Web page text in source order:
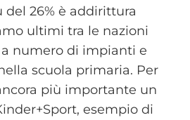
del 26% è addirittura
ultimi tra le nazioni
numero di impianti e
scuola primaria. Per
più importante un
esempio di